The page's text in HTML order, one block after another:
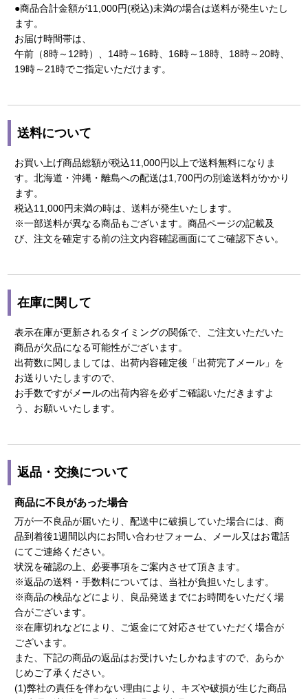
●商品合計金額が11,000円(税込)未満の場合は送料が発生いたし
ます。
お届け時間帯は、
午前（8時～12時）、14時～16時、16時～18時、18時～20時、
19時～21時でご指定いただけます。
送料について
お買い上げ商品総額が税込11,000円以上で送料無料になりま
す。北海道・沖縄・離島への配送は1,700円の別途送料がかかり
ます。
税込11,000円未満の時は、送料が発生いたします。
※一部送料が異なる商品もございます。商品ページの記載及
び、注文を確定する前の注文内容確認画面にてご確認下さい。
在庫に関して
表示在庫が更新されるタイミングの関係で、ご注文いただいた
商品が欠品になる可能性がございます。
出荷数に関しましては、出荷内容確定後「出荷完了メール」を
お送りいたしますので、
お手数ですがメールの出荷内容を必ずご確認いただきますよ
う、お願いいたします。
返品・交換について
商品に不良があった場合
万が一不良品が届いたり、配送中に破損していた場合には、商
品到着後1週間以内にお問い合わせフォーム、メール又はお電話
にてご連絡ください。
状況を確認の上、必要事項をご案内させて頂きます。
※返品の送料・手数料については、当社が負担いたします。
※商品の検品などにより、良品発送までにお時間をいただく場
合がございます。
※在庫切れなどにより、ご返金にて対応させていただく場合が
ございます。
また、下記の商品の返品はお受けいたしかねますので、あらか
じめご了承ください。
(1)弊社の責任を伴わない理由により、キズや破損が生じた商品